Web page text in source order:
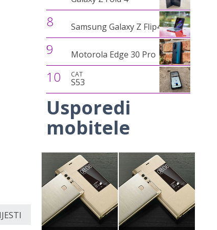
8 Samsung Galaxy Z Flip4
9 Motorola Edge 30 Pro
10 CAT
S53
Usporedi
mobitele